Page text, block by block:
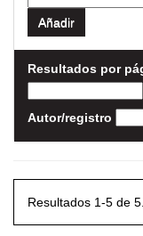
Resultados por
Autor/registro
Resultados 1-5 de 5.